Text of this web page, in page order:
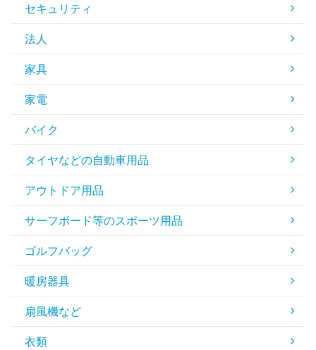
セキュリティ
法人
家具
家電
バイク
タイヤなどの自動車用品
アウトドア用品
サーフボード等のスポーツ用品
ゴルフバッグ
暖房器具
扇風機など
衣類